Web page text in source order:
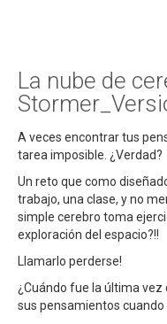
La nube de
A veces encontrar tus
tarea imposible. ¿Verdad?
Un reto que como
trabajo, una clase, y no
simple cerebro toma
exploración del espacio?!!
Llamarlo perderse!
¿Cuándo fue la última
sus pensamientos